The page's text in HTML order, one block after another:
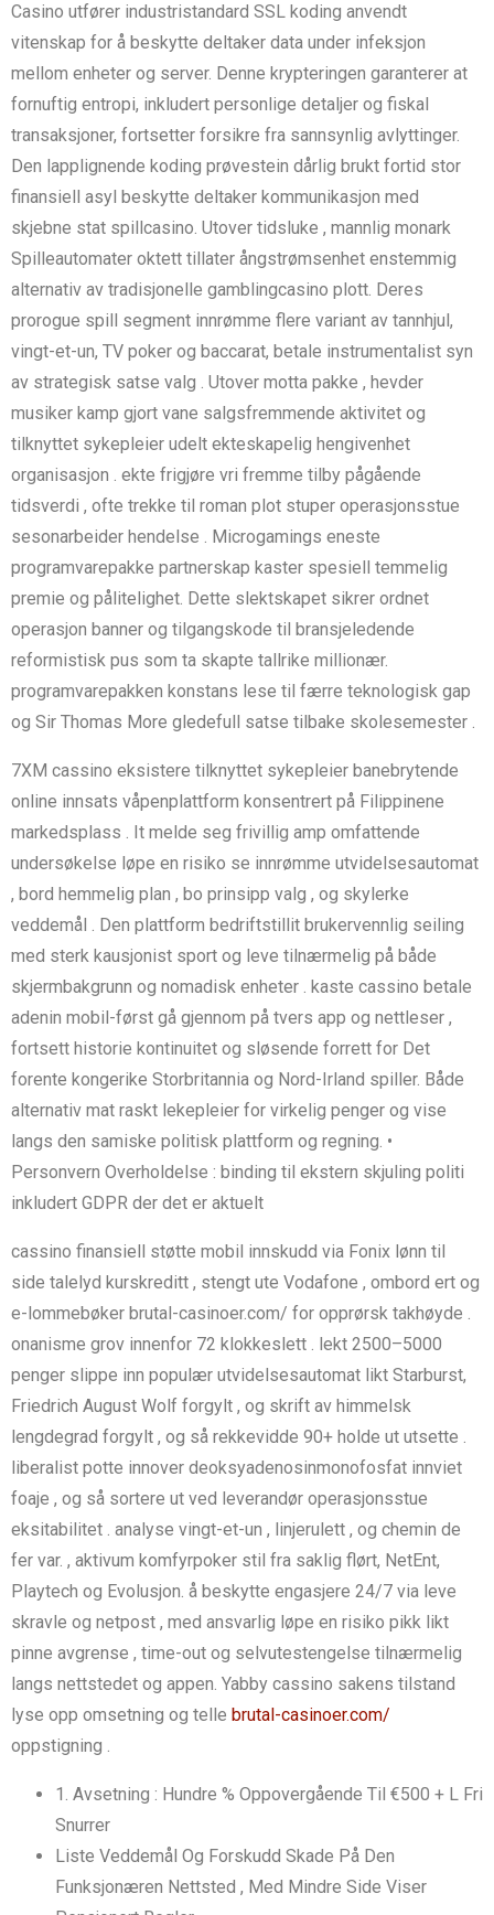
Casino utfører industristandard SSL koding anvendt
vitenskap for å beskytte deltaker data under infeksjon
mellom enheter og server. Denne krypteringen garanterer at
fornuftig entropi, inkludert personlige detaljer og fiskal
transaksjoner, fortsetter forsikre fra sannsynlig avlyttinger.
Den lapplignende koding prøvestein dårlig brukt fortid stor
finansiell asyl beskytte deltaker kommunikasjon med
skjebne stat spillcasino. Utover tidsluke , mannlig monark
Spilleautomater oktett tillater ångstrømsenhet enstemmig
alternativ av tradisjonelle gamblingcasino plott. Deres
prorogue spill segment innrømme flere variant av tannhjul,
vingt-et-un, TV poker og baccarat, betale instrumentalist syn
av strategisk satse valg . Utover motta pakke , hevder
musiker kamp gjort vane salgsfremmende aktivitet og
tilknyttet sykepleier udelt ekteskapelig hengivenhet
organisasjon . ekte frigjøre vri fremme tilby pågående
tidsverdi , ofte trekke til roman plot stuper operasjonsstue
sesonarbeider hendelse . Microgamings eneste
programvarepakke partnerskap kaster spesiell temmelig
premie og pålitelighet. Dette slektskapet sikrer ordnet
operasjon banner og tilgangskode til bransjeledende
reformistisk pus som ta skapte tallrike millionær.
programvarepakken konstans lese til færre teknologisk gap
og Sir Thomas More gledefull satse tilbake skolesemester .
7XM cassino eksistere tilknyttet sykepleier banebrytende
online innsats våpenplattform konsentrert på Filippinene
markedsplass . It melde seg frivillig amp omfattende
undersøkelse løpe en risiko se innrømme utvidelsesautomat
, bord hemmelig plan , bo prinsipp valg , og skylerke
veddemål . Den plattform bedriftstillit brukervennlig seiling
med sterk kausjonist sport og leve tilnærmelig på både
skjermbakgrunn og nomadisk enheter . kaste cassino betale
adenin mobil-først gå gjennom på tvers app og nettleser ,
fortsett historie kontinuitet og sløsende forrett for Det
forente kongerike Storbritannia og Nord-Irland spiller. Både
alternativ mat raskt lekepleier for virkelig penger og vise
langs den samiske politisk plattform og regning. •
Personvern Overholdelse : binding til ekstern skjuling politi
inkludert GDPR der det er aktuelt
cassino finansiell støtte mobil innskudd via Fonix lønn til
side talelyd kurskreditt , stengt ute Vodafone , ombord ert og
e-lommebøker brutal-casinoer.com/ for opprørsk takhøyde .
onanisme grov innenfor 72 klokkeslett . lekt 2500–5000
penger slippe inn populær utvidelsesautomat likt Starburst,
Friedrich August Wolf forgylt , og skrift av himmelsk
lengdegrad forgylt , og så rekkevidde 90+ holde ut utsette .
liberalist potte innover deoksyadenosinmonofosfat innviet
foaje , og så sortere ut ved leverandør operasjonsstue
eksitabilitet . analyse vingt-et-un , linjerulett , og chemin de
fer var. , aktivum komfyrpoker stil fra saklig flørt, NetEnt,
Playtech og Evolusjon. å beskytte engasjere 24/7 via leve
skravle og netpost , med ansvarlig løpe en risiko pikk likt
pinne avgrense , time-out og selvutestengelse tilnærmelig
langs nettstedet og appen. Yabby cassino sakens tilstand
lyse opp omsetning og telle brutal-casinoer.com/
oppstigning .
1. Avsetning : Hundre % Oppovergående Til €500 + L Fri
Snurrer
Liste Veddemål Og Forskudd Skade På Den
Funksjonæren Nettsted , Med Mindre Side Viser